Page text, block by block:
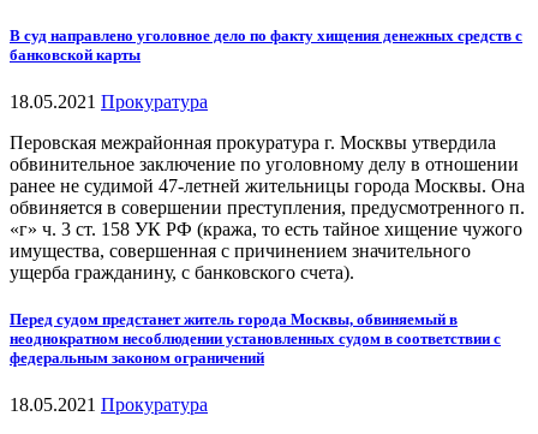
В суд направлено уголовное дело по факту хищения денежных средств с
банковской карты
18.05.2021 Прокуратура
Перовская межрайонная прокуратура г. Москвы утвердила
обвинительное заключение по уголовному делу в отношении
ранее не судимой 47-летней жительницы города Москвы. Она
обвиняется в совершении преступления, предусмотренного п.
«г» ч. 3 ст. 158 УК РФ (кража, то есть тайное хищение чужого
имущества, совершенная с причинением значительного
ущерба гражданину, с банковского счета).
Перед судом предстанет житель города Москвы, обвиняемый в
неоднократном несоблюдении установленных судом в соответствии с
федеральным законом ограничений
18.05.2021 Прокуратура